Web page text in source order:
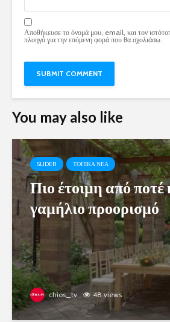
Αποθήκευσε το όνομά μου, email, και τον
πλοηγό για την επόμενη φορά που θα σχολιάσω.
You may also like
SLIDER ΤΟΠΙΚΑ ΝΕΑ
Πιο έτοιμη από ποτέ
γαμήλιο προορισμό
chios_tv 48 views